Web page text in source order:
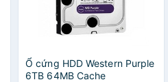
Ổ cứng HDD Western Purple
6TB 64MB Cache